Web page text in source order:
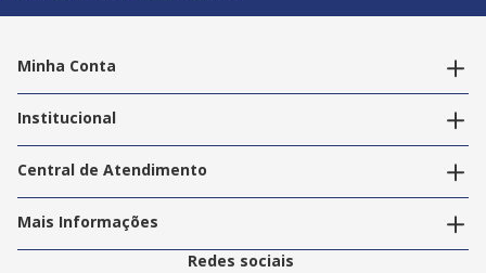
Minha Conta
Editar endereços
Institucional
Nossas Lojas
Trabalhe Conosco
Central de Atendimento
Política de Privacidade
Termos e Condições
Politica de Entrega
Mais Informações
2ª Via Nota Fiscal
Redes sociais